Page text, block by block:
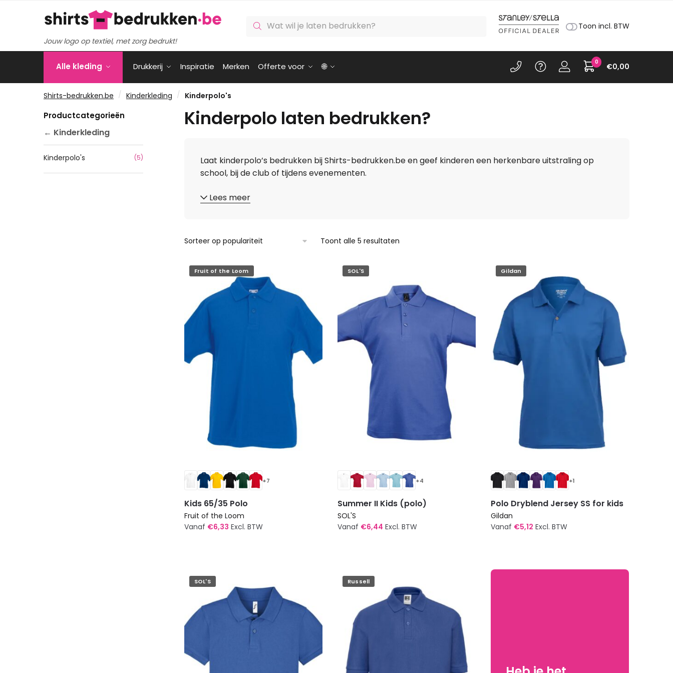
Jouw logo op textiel, met zorg bedrukt!
zoeken Toon incl. BTW
Alle kleding Drukkerij Inspiratie Merken Offerte voor 🌐 €0,00
0
Shirts-bedrukken.be / Kinderkleding / Kinderpolo's
Kinderpolo laten bedrukken?
Laat kinderpolo’s bedrukken bij Shirts-bedrukken.be en geef kinderen een herkenbare uitstraling op
school, bij de club of tijdens evenementen.
Lees meer
Toont alle 5 resultatenGesorteerd
Fruit of the Loom
+7
Kids 65/35 Polo
Fruit of the Loom
Vanaf €6,33 Excl. BTW
meerdere
Deze
optie
kan
worden
SOL'S
+4
Summer II Kids (polo)
SOL'S
Vanaf €6,44 Excl. BTW
meerdere
optie
kan
gekozen
worden
op
Gildan
+1
Polo Dryblend Jersey SS for kids
Gildan
Vanaf €5,12 Excl. BTW
heeft
SOL'S Russell
Productcategorieën
← Kinderkleding
Kinderpolo's (5)